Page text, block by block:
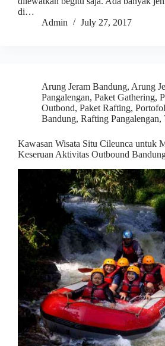
di…
Admin
July 27, 2017
Arung Jeram Bandung, Arung
Pangalengan, Paket Gathering,
Outbond, Paket Rafting,
Bandung, Rafting Pangalengan,
Kawasan Wisata Situ Cileunca untuk
Keseruan Aktivitas Outbound